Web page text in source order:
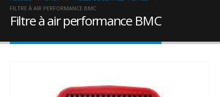
FILTRE À AIR PERFORMANCE BMC
Filtre à air performance BMC